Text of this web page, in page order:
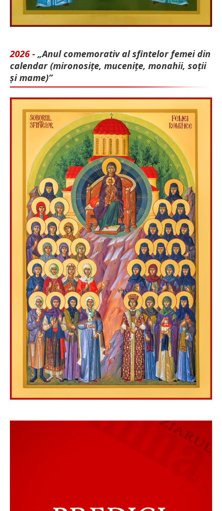
2026 - „Anul comemorativ al sfintelor femei din
calendar (mironosițe, mu­cenițe, monahii, soții
și mame)”